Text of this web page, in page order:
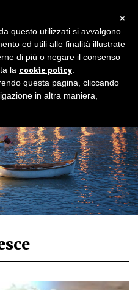
×
questo utilizzati si avvalgono
ed utili alle finalità illustrate
di più o negare il consenso
la cookie policy
questa pagina, cliccando
in altra maniera,